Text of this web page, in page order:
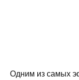
Одним из самых